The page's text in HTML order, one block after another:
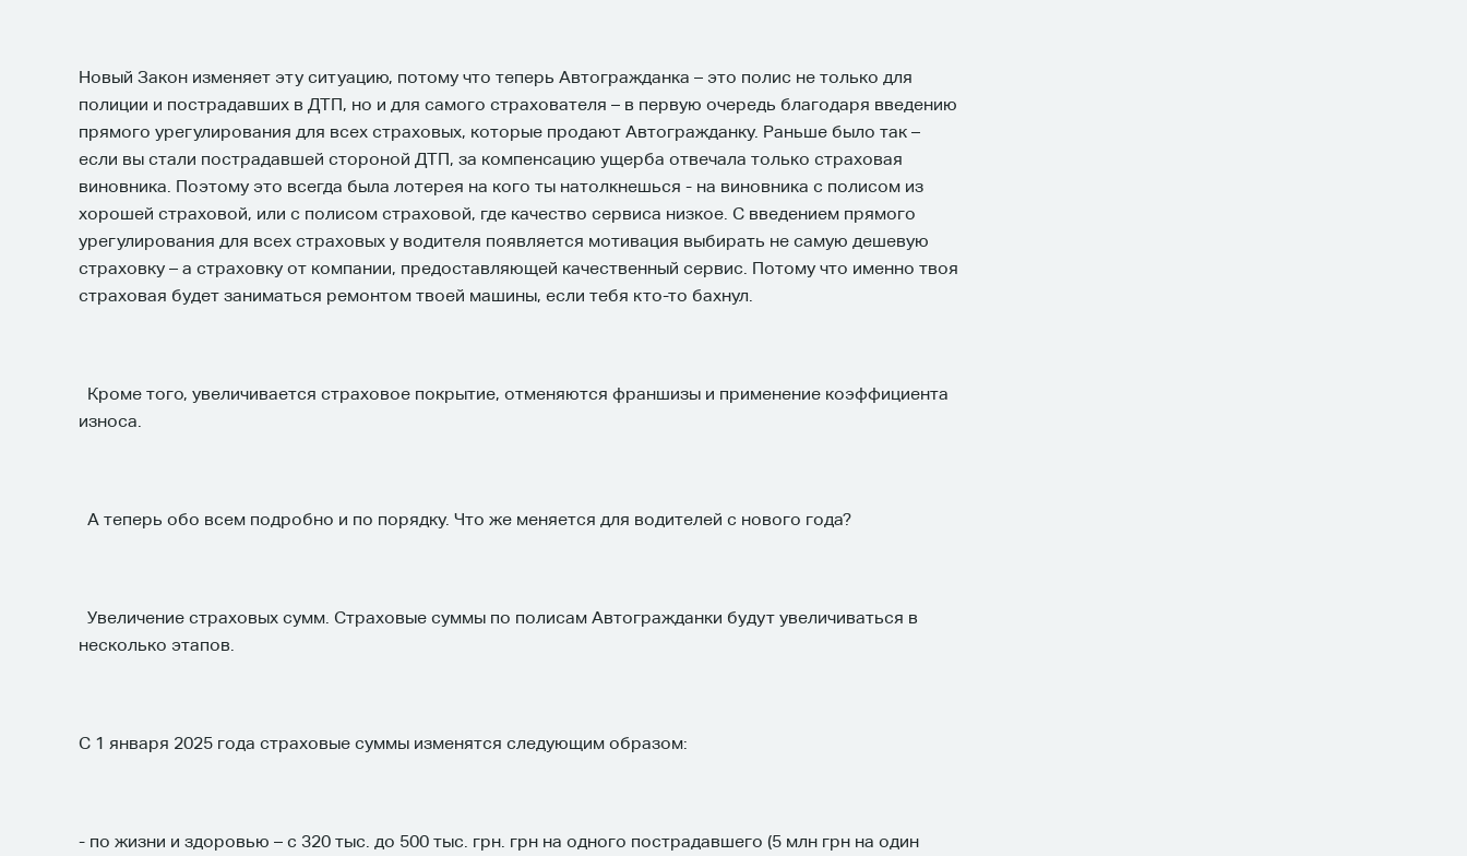
Новый Закон изменяет эту ситуацию, потому что теперь Автогражданка – это полис не только для
полиции и пострадавших в ДТП, но и для самого страхователя – в первую очередь благодаря введению
прямого урегулирования для всех страховых, которые продают Автогражданку. Раньше было так –
если вы стали пострадавшей стороной ДТП, за компенсацию ущерба отвечала только страховая
виновника. Поэтому это всегда была лотерея на кого ты натолкнешься - на виновника с полисом из
хорошей страховой, или с полисом страховой, где качество сервиса низкое. С введением прямого
урегулирования для всех страховых у водителя появляется мотивация выбирать не самую дешевую
страховку – а страховку от компании, предоставляющей качественный сервис. Потому что именно твоя
страховая будет заниматься ремонтом твоей машины, если тебя кто-то бахнул.
Кроме того, увеличивается страховое покрытие, отменяются франшизы и применение коэффициента
износа.
А теперь обо всем подробно и по порядку. Что же меняется для водителей с нового года?
Увеличение страховых сумм. Страховые суммы по полисам Автогражданки будут увеличиваться в
несколько этапов.
С 1 января 2025 года страховые суммы изменятся следующим образом:
- по жизни и здоровью – с 320 тыс. до 500 тыс. грн. грн на одного пострадавшего (5 млн грн на один